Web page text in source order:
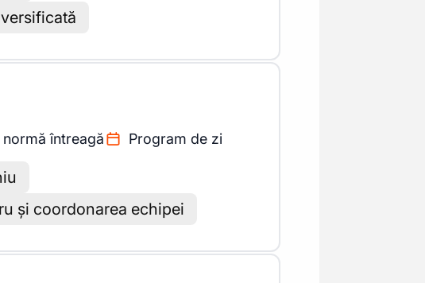
normă întreagă Program de zi
și coordonarea echipei